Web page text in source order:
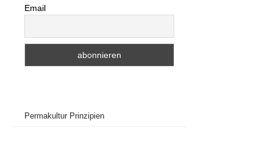
Email
Permakultur Prinzipien